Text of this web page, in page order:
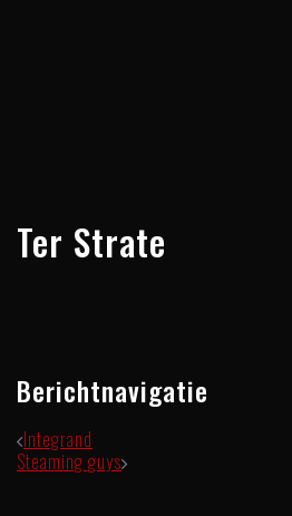
Ter Strate
Berichtnavigatie
Integrand
Steaming guys